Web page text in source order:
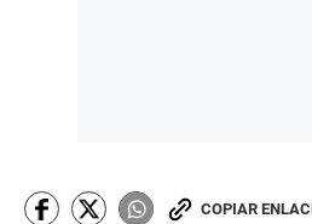
COPIAR